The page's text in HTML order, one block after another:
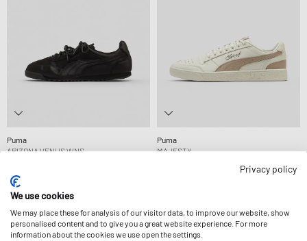
Puma
ARIZONA VENUS WNS
Puma
MAJESTY
-44%
Privacy policy
We use cookies
We may place these for analysis of our visitor data, to improve our website, show
personalised content and to give you a great website experience. For more
information about the cookies we use open the settings.